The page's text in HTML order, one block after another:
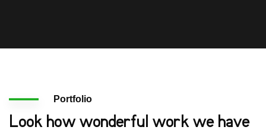
Portfolio
Look how wonderful work we have